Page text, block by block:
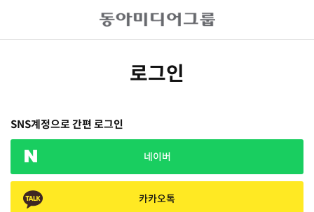
로그인
SNS계정으로 간편 로그인
네이버
카카오톡